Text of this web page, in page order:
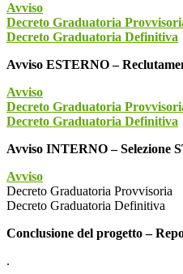
Avviso
Decreto Graduatoria
Decreto Graduatoria Definitiva
Avviso ESTERNO –
Avviso
Decreto Graduatoria
Decreto Graduatoria Definitiva
Avviso INTERNO – Selezione
Avviso
Decreto Graduatoria Provvisoria
Decreto Graduatoria Definitiva
Conclusione del progetto –
.